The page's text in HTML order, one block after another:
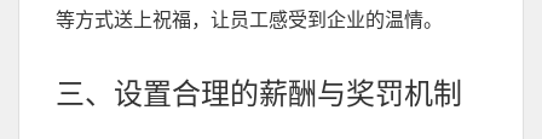
等方式送上祝福，让员工感受到企业的温情。
三、设置合理的薪酬与奖罚机制